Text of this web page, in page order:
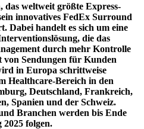
weltweit größte Express-
innovatives FedEx Surround
Dabei handelt es sich um eine
die das
durch mehr Kontrolle
Sendungen für Kunden
in Europa schrittweise
Healthcare-Bereich in den
Deutschland, Frankreich,
Spanien und der Schweiz.
Branchen werden bis Ende
2025 folgen.